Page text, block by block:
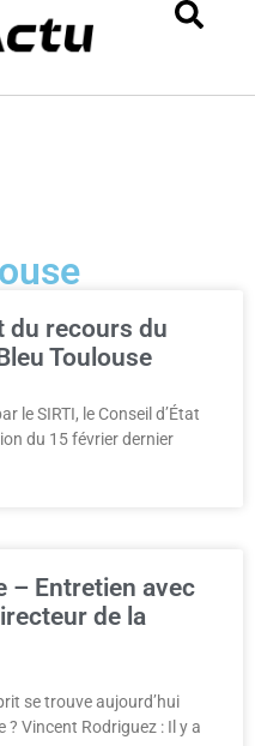
du recours du
Toulouse
le SIRTI, le Conseil d’État
du 15 février dernier
– Entretien avec
de la
se trouve aujourd’hui
? Vincent Rodriguez : Il y a